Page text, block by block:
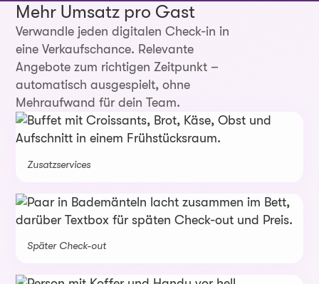
Mehr Umsatz pro Gast
Verwandle jeden digitalen Check-in in
eine Verkaufschance. Relevante
Angebote zum richtigen Zeitpunkt –
automatisch ausgespielt, ohne
Mehraufwand für dein Team.
Zusatzservices
Später Check-out